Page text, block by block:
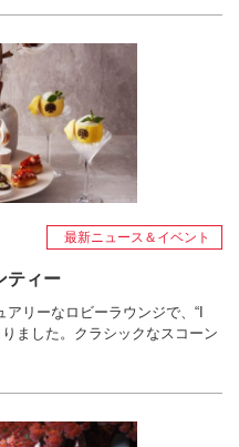
最新ニュース＆イベント
ティー
リーなロビーラウンジで、“I
ました。クラシックなスコーン